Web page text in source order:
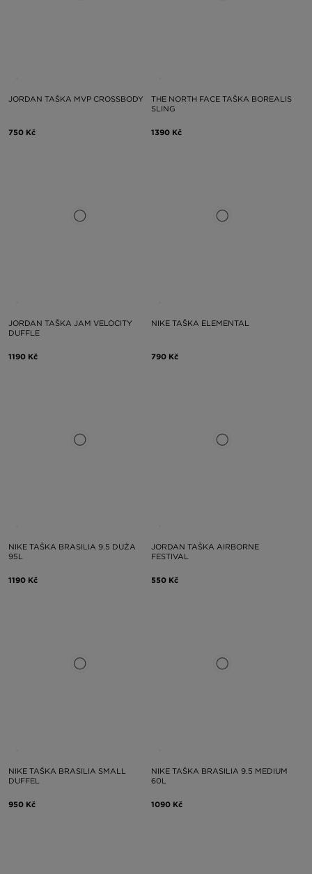
JORDAN TAŠKA MVP CROSSBODY
750 Kč
THE NORTH FACE TAŠKA BOREALIS
SLING
1390 Kč
JORDAN TAŠKA JAM VELOCITY
DUFFLE
1190 Kč
NIKE TAŠKA ELEMENTAL
790 Kč
NIKE TAŠKA BRASILIA 9.5 DUŻA
95L
1190 Kč
JORDAN TAŠKA AIRBORNE
FESTIVAL
550 Kč
NIKE TAŠKA BRASILIA SMALL
DUFFEL
950 Kč
NIKE TAŠKA BRASILIA 9.5 MEDIUM
60L
1090 Kč